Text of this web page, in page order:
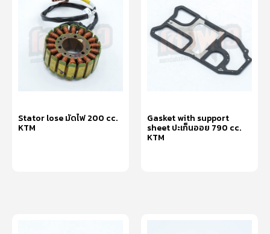
Stator lose มัดไฟ 200 cc.
KTM
Gasket with support
sheet ปะเก็นออย 790 cc.
KTM